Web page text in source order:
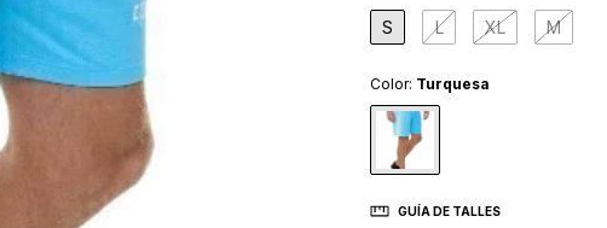
S L XL M
Color: Turquesa
GUÍA DE TALLES